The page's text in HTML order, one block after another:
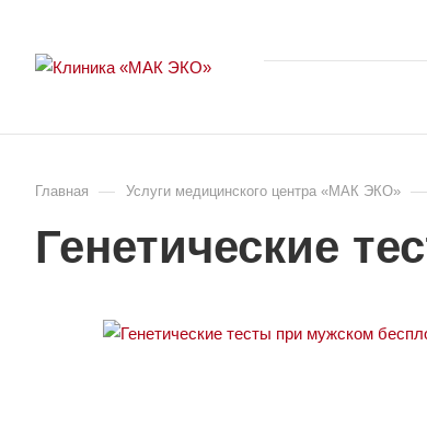
Главная — Услуги медицинского центра «МАК ЭКО» —
Генетические